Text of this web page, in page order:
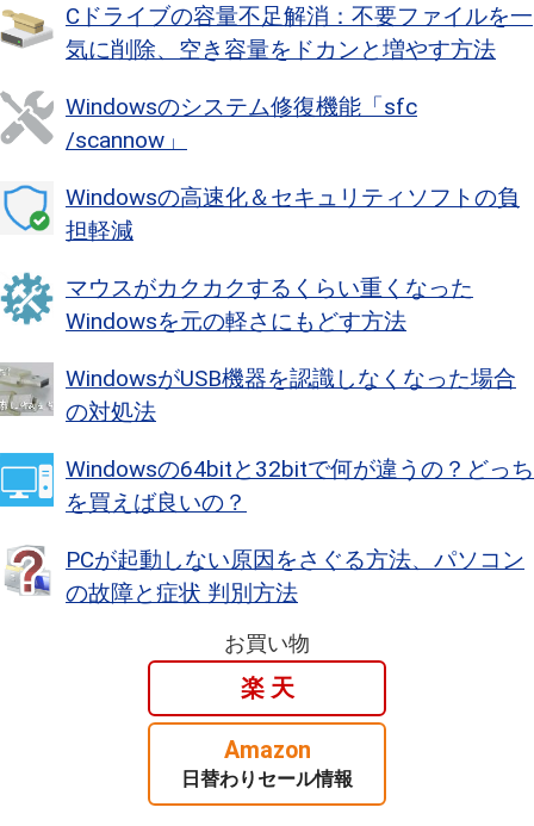
Cドライブの容量不足解消：不要ファイルを一
気に削除、空き容量をドカンと増やす方法
Windowsのシステム修復機能「sfc
/scannow」
Windowsの高速化＆セキュリティソフトの負
担軽減
マウスがカクカクするくらい重くなった
Windowsを元の軽さにもどす方法
WindowsがUSB機器を認識しなくなった場合
の対処法
Windowsの64bitと32bitで何が違うの？どっち
を買えば良いの？
PCが起動しない原因をさぐる方法、パソコン
の故障と症状 判別方法
お買い物
楽 天
Amazon
日替わりセール情報